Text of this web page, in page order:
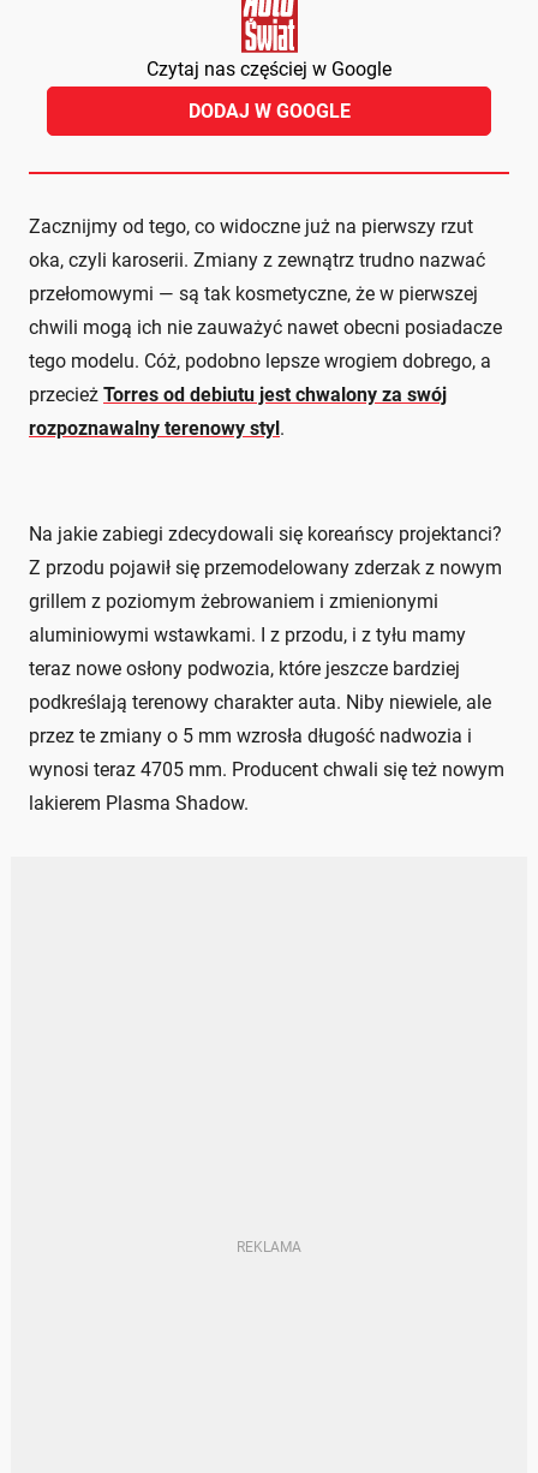
Czytaj nas częściej w Google
DODAJ W GOOGLE
Zacznijmy od tego, co widoczne już na pierwszy rzut
oka, czyli karoserii. Zmiany z zewnątrz trudno nazwać
przełomowymi — są tak kosmetyczne, że w pierwszej
chwili mogą ich nie zauważyć nawet obecni posiadacze
tego modelu. Cóż, podobno lepsze wrogiem dobrego, a
przecież Torres od debiutu jest chwalony za swój
rozpoznawalny terenowy styl.
Na jakie zabiegi zdecydowali się koreańscy projektanci?
Z przodu pojawił się przemodelowany zderzak z nowym
grillem z poziomym żebrowaniem i zmienionymi
aluminiowymi wstawkami. I z przodu, i z tyłu mamy
teraz nowe osłony podwozia, które jeszcze bardziej
podkreślają terenowy charakter auta. Niby niewiele, ale
przez te zmiany o 5 mm wzrosła długość nadwozia i
wynosi teraz 4705 mm. Producent chwali się też nowym
lakierem Plasma Shadow.